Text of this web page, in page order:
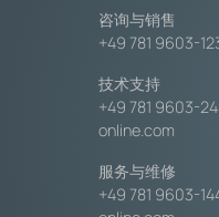
咨询与销售
+49 781 9603-
技术支持
+49 781 9603-
online.com
服务与维修
+49 781 9603-